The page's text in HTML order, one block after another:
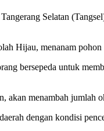
Selatan
Hijau, menanam
bersepeda untuk
akan menambah jumlah
dengan kondisi